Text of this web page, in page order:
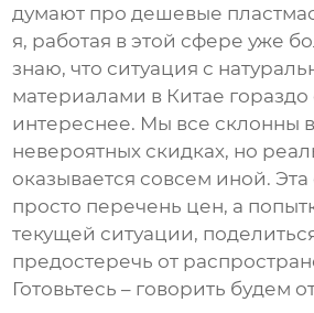
думают про дешевые
я, работая в этой сфере уже
знаю, что ситуация с
материалами в Китае
интереснее. Мы все склонны
невероятных скидках, но
оказывается совсем иной. Эта
просто перечень цен, а
текущей ситуации,
предостеречь от
Готовьтесь – говорить будем